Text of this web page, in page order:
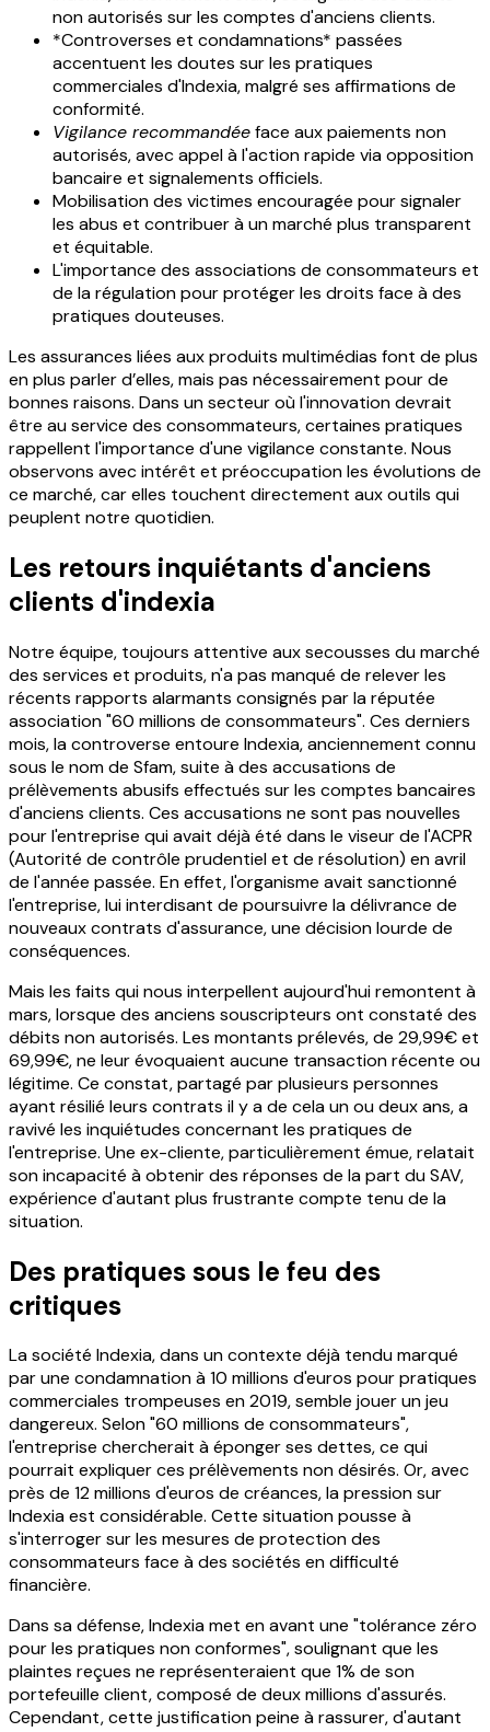
non autorisés sur les comptes d'anciens clients.
*Controverses et condamnations* passées
accentuent les doutes sur les pratiques
commerciales d'Indexia, malgré ses affirmations de
conformité.
Vigilance recommandéeface aux paiements non
autorisés, avec appel à l'action rapide via opposition
bancaire et signalements officiels.
Mobilisation des victimes encouragée pour signaler
les abus et contribuer à un marché plus transparent
et équitable.
L'importance des associations de consommateurs et
de la régulation pour protéger les droits face à des
pratiques douteuses.
Les assurances liées aux produits multimédias font de plus
en plus parler d’elles, mais pas nécessairement pour de
bonnes raisons. Dans un secteur où l'innovation devrait
être au service des consommateurs, certaines pratiques
rappellent l'importance d'une vigilance constante. Nous
observons avec intérêt et préoccupation les évolutions de
ce marché, car elles touchent directement aux outils qui
peuplent notre quotidien.
Les retours inquiétants d'anciens
clients d'indexia
Notre équipe, toujours attentive aux secousses du marché
des services et produits, n'a pas manqué de relever les
récents rapports alarmants consignés par la réputée
association "60 millions de consommateurs". Ces derniers
mois, la controverse entoure Indexia, anciennement connu
sous le nom de Sfam, suite à des accusations de
prélèvements abusifs effectués sur les comptes bancaires
d'anciens clients. Ces accusations ne sont pas nouvelles
pour l'entreprise qui avait déjà été dans le viseur de l'ACPR
(Autorité de contrôle prudentiel et de résolution) en avril
de l'année passée. En effet, l'organisme avait sanctionné
l'entreprise, lui interdisant de poursuivre la délivrance de
nouveaux contrats d'assurance, une décision lourde de
conséquences.
Mais les faits qui nous interpellent aujourd'hui remontent à
mars, lorsque des anciens souscripteurs ont constaté des
débits non autorisés. Les montants prélevés, de 29,99€ et
69,99€, ne leur évoquaient aucune transaction récente ou
légitime. Ce constat, partagé par plusieurs personnes
ayant résilié leurs contrats il y a de cela un ou deux ans, a
ravivé les inquiétudes concernant les pratiques de
l'entreprise. Une ex-cliente, particulièrement émue, relatait
son incapacité à obtenir des réponses de la part du SAV,
expérience d'autant plus frustrante compte tenu de la
situation.
Des pratiques sous le feu des
critiques
La société Indexia, dans un contexte déjà tendu marqué
par une condamnation à 10 millions d'euros pour pratiques
commerciales trompeuses en 2019, semble jouer un jeu
dangereux. Selon "60 millions de consommateurs",
l'entreprise chercherait à éponger ses dettes, ce qui
pourrait expliquer ces prélèvements non désirés. Or, avec
près de 12 millions d'euros de créances, la pression sur
Indexia est considérable. Cette situation pousse à
s'interroger sur les mesures de protection des
consommateurs face à des sociétés en difficulté
financière.
Dans sa défense, Indexia met en avant une "tolérance zéro
pour les pratiques non conformes", soulignant que les
plaintes reçues ne représenteraient que 1% de son
portefeuille client, composé de deux millions d'assurés.
Cependant, cette justification peine à rassurer, d'autant